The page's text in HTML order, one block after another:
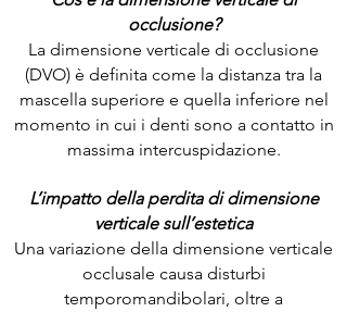
occlusione?
La dimensione verticale di occlusione
(DVO) è definita come la distanza tra la
mascella superiore e quella inferiore nel
momento in cui i denti sono a contatto in
massima intercuspidazione.
L’impatto della perdita di dimensione
verticale sull’estetica
Una variazione della dimensione verticale
occlusale causa disturbi
temporomandibolari, oltre a